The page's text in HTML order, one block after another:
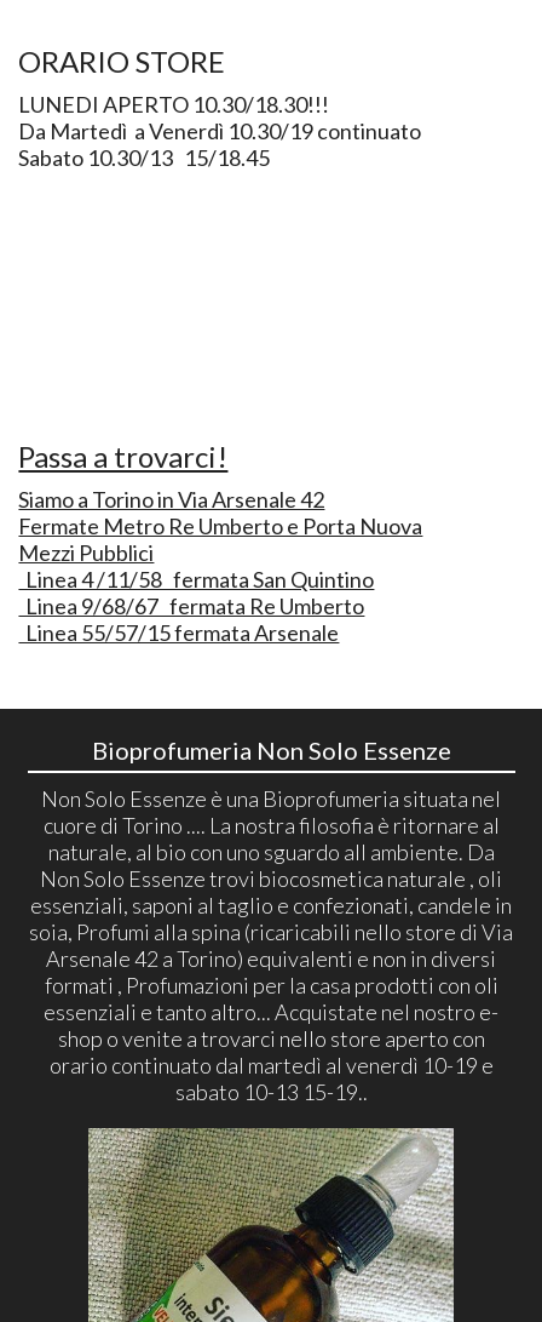
ORARIO STORE
LUNEDI APERTO 10.30/18.30!!!
Da Martedì a Venerdì 10.30/19 continuato
Sabato 10.30/13 15/18.45
Passa a trovarci!
Siamo a Torino in Via Arsenale 42
Fermate Metro Re Umberto e Porta Nuova
Mezzi Pubblici
Linea 4 /11/58 fermata San Quintino
Linea 9/68/67 fermata Re Umberto
Linea 55/57/15 fermata Arsenale
Bioprofumeria Non Solo Essenze
Non Solo Essenze è una Bioprofumeria situata nel
cuore di Torino .... La nostra filosofia è ritornare al
naturale, al bio con uno sguardo all ambiente. Da
Non Solo Essenze trovi biocosmetica naturale , oli
essenziali, saponi al taglio e confezionati, candele in
soia, Profumi alla spina (ricaricabili nello store di Via
Arsenale 42 a Torino) equivalenti e non in diversi
formati , Profumazioni per la casa prodotti con oli
essenziali e tanto altro... Acquistate nel nostro e-
shop o venite a trovarci nello store aperto con
orario continuato dal martedì al venerdì 10-19 e
sabato 10-13 15-19..